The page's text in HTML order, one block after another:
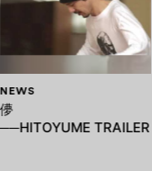
NEWS
儚
──HITOYUME TRAILER